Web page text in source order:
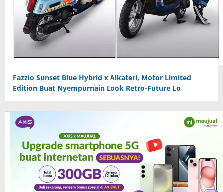
Fazzio Sunset Blue Hybrid x Alkateri, Motor Limited
Edition Buat Nyempurnain Look Retro-Future Lo